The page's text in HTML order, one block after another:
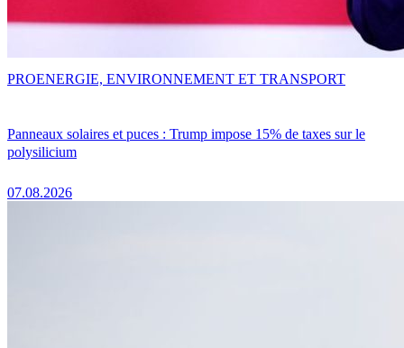
Panneaux solaires et puces : Trump impose 15% de taxes sur le
polysilicium
07.08.2026
PROENERGIE, ENVIRONNEMENT ET TRANSPORT